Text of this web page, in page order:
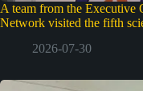
A team from the Executive
Network visited the fifth
2026-07-30